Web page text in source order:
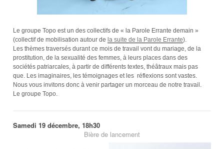
Le groupe Topo est un des collectifs de « la Parole Errante demain »
(collectif de mobilisation autour de la suite de la Parole Errante).
Les thèmes traversés durant ce mois de travail vont du mariage, de la
prostitution, de la sexualité des femmes, à leurs places dans des
sociétés patriarcales, à partir de différents textes, théâtraux mais pas
que. Les imaginaires, les témoignages et les réflexions sont vastes.
Nous vous invitons donc à venir partager un morceau de notre travail.
Le groupe Topo.
Samedi 19 décembre, 18h30
Bière de lancement